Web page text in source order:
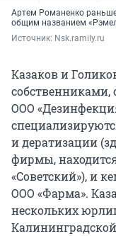
Артем Романенко
общим названием
Источник: Nsk.ramily.ru
Казаков и
собственниками,
ООО
и дератизации
фирмы,
«Советский»), и
ООО «Фарма».
нескольких